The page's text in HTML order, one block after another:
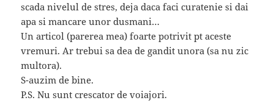
scada nivelul de stres, deja daca faci curatenie si dai
apa si mancare unor dusmani…
Un articol (parerea mea) foarte potrivit pt aceste
vremuri. Ar trebui sa dea de gandit unora (sa nu zic
multora).
S-auzim de bine.
P.S. Nu sunt crescator de voiajori.